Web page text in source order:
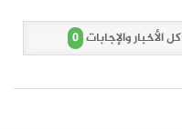
كل الأخبار والإجابات 0